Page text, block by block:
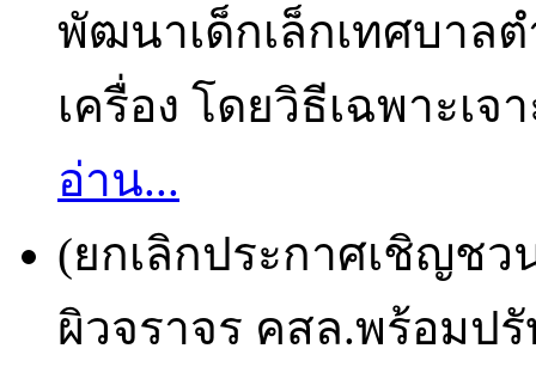
พัฒนาเด็กเล็กเทศบาล
เครื่อง โดยวิธีเฉพาะเจ
อ่าน...
(ยกเลิกประกาศเชิญชว
ผิวจราจร คสล.พร้อมป